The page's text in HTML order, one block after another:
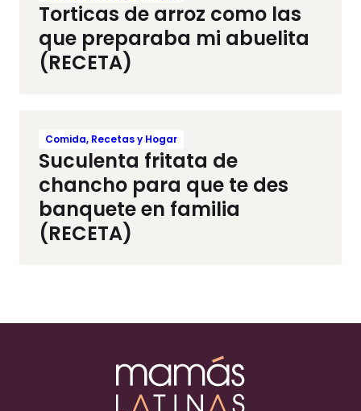
Torticas de arroz como las
que preparaba mi abuelita
(RECETA)
Comida, Recetas y Hogar
Suculenta fritata de
chancho para que te des
banquete en familia
(RECETA)